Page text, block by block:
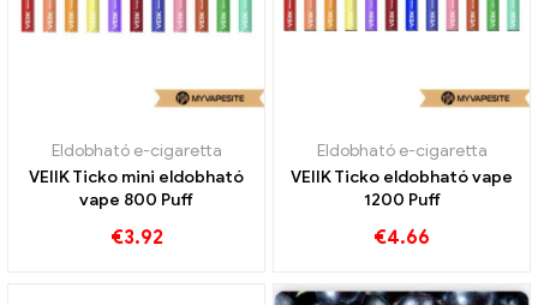
Eldobható e-cigaretta
VEIIK Ticko mini eldobható
vape 800 Puff
€3.92
Eldobható e-cigaretta
VEIIK Ticko eldobható vape
1200 Puff
€4.66